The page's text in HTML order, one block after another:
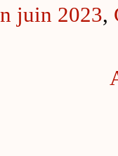
juin 2023,